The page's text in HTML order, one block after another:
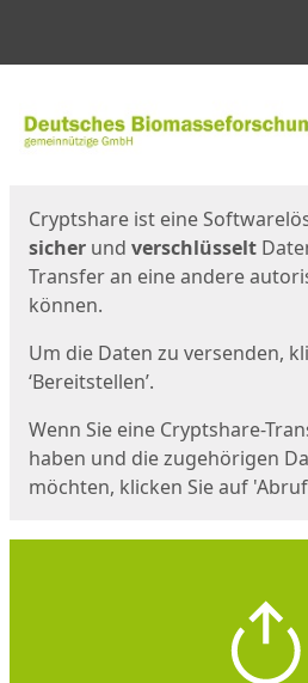
Cryptshare ist eine
sicher und verschlüsselt
Transfer an eine andere
können.
Um die Daten zu versenden,
‘Bereitstellen’.
Wenn Sie eine Cryptshare-
haben und die zugehörigen
möchten, klicken Sie auf